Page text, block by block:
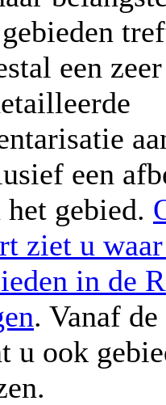
een zeer
een
het gebied.
ziet u
in de
. Vanaf
u ook